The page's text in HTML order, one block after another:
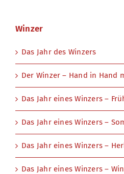
Winzer
Das Jahr des Winzers
Der Winzer – Hand in Hand
Das Jahr eines Winzers –
Das Jahr eines Winzers –
Das Jahr eines Winzers –
Das Jahr eines Winzers –